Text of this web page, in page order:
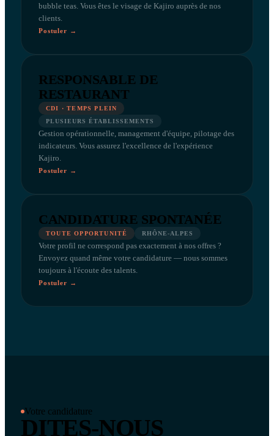
bubble teas. Vous êtes le visage de Kajiro auprès de nos
clients.
Postuler →
RESPONSABLE DE
RESTAURANT
CDI · TEMPS PLEIN
PLUSIEURS ÉTABLISSEMENTS
Gestion opérationnelle, management d'équipe, pilotage des
indicateurs. Vous assurez l'excellence de l'expérience
Kajiro.
Postuler →
CANDIDATURE SPONTANÉE
TOUTE OPPORTUNITÉ RHÔNE-ALPES
Votre profil ne correspond pas exactement à nos offres ?
Envoyez quand même votre candidature — nous sommes
toujours à l'écoute des talents.
Postuler →
Votre candidature
DITES-NOUS